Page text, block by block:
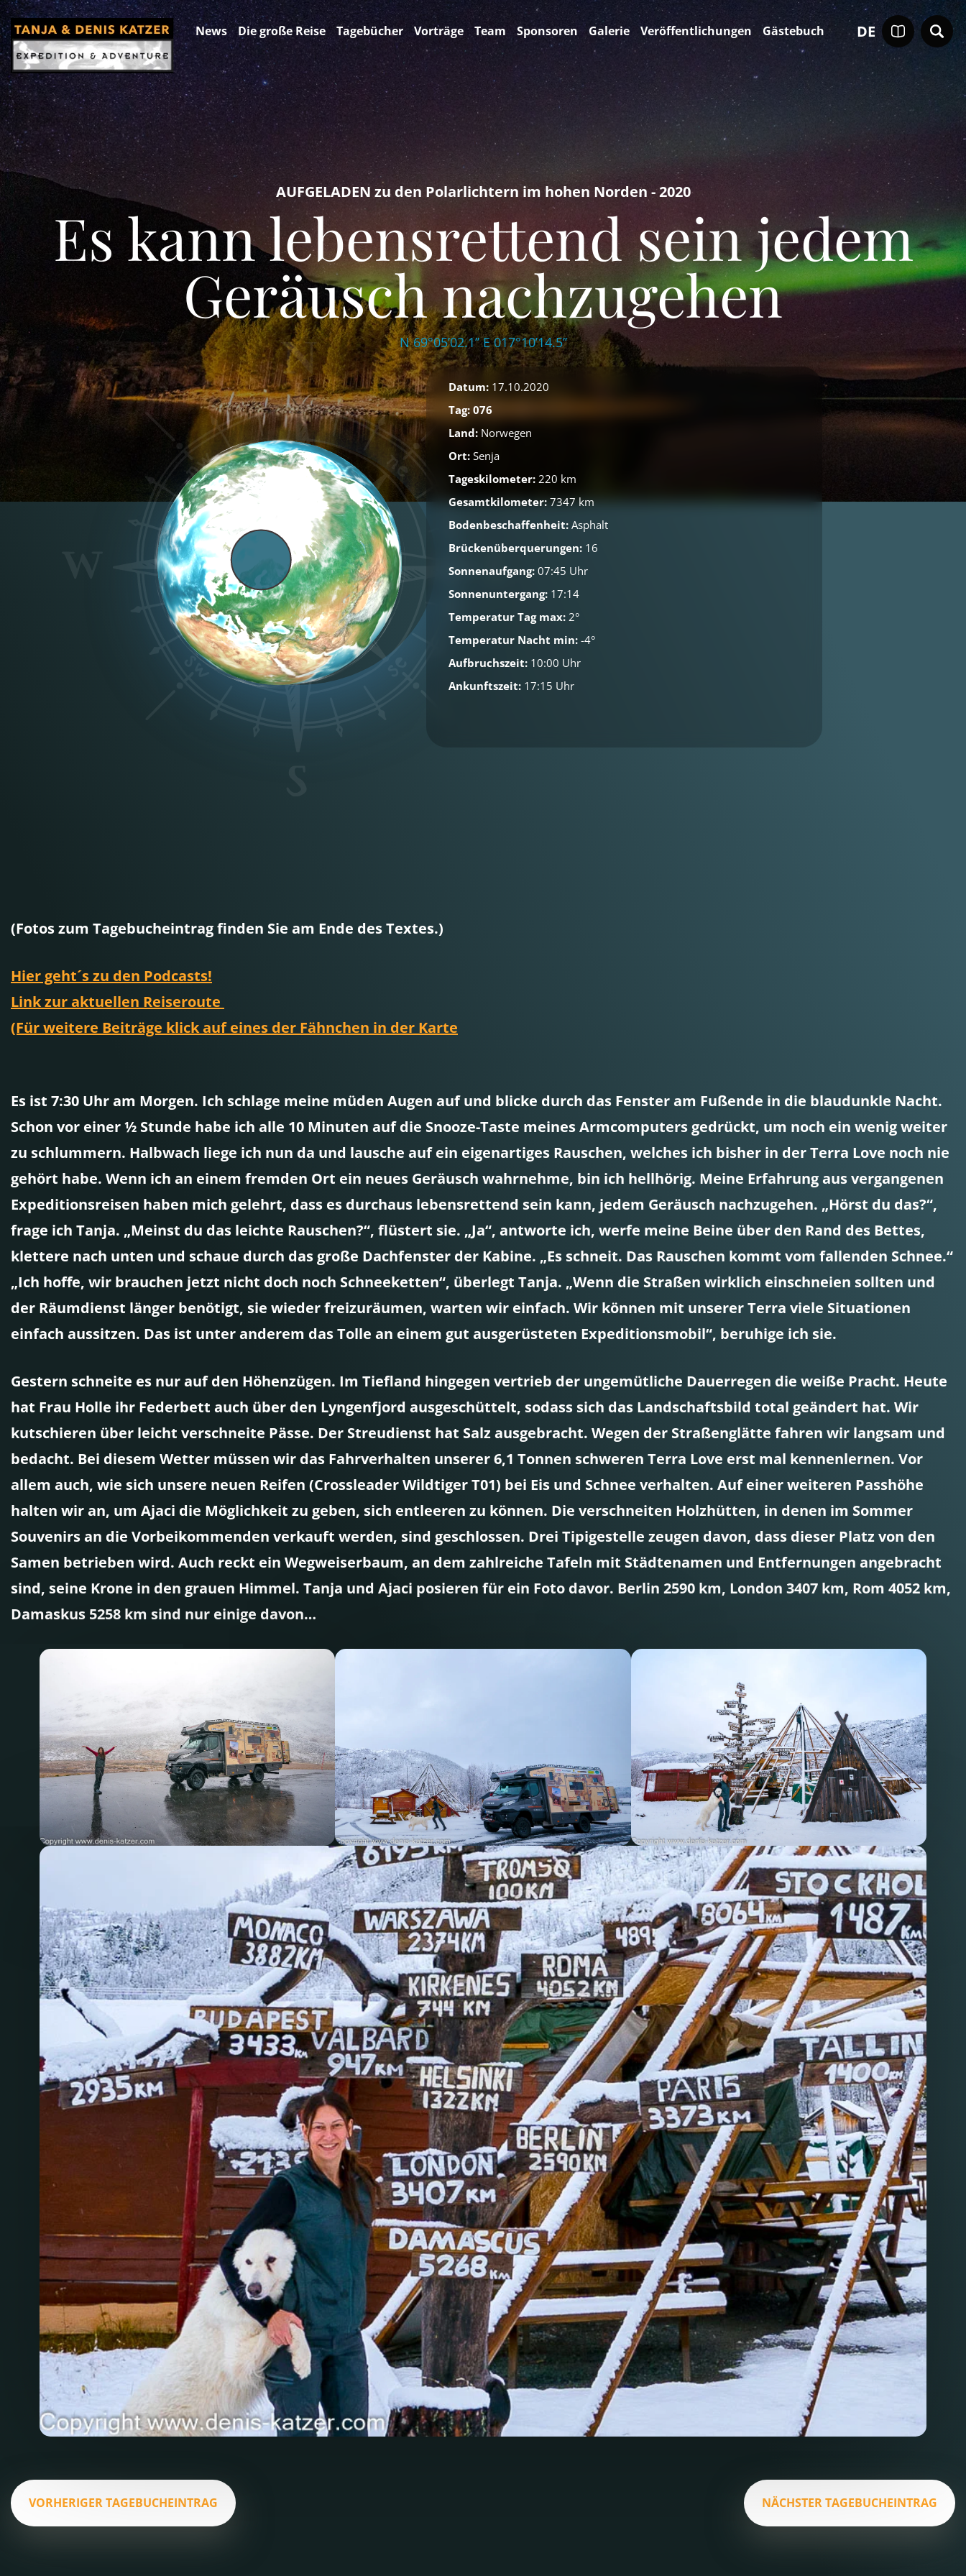
DE
News Die große Reise Tagebücher Vorträge Team Sponsoren Galerie Veröffentlichungen Gästebuch
AUFGELADEN zu den Polarlichtern im hohen Norden - 2020
Es kann lebensrettend sein jedem
Geräusch nachzugehen
N 69°05’02.1’’ E 017°10’14.5’’
Datum: 17.10.2020
Tag: 076
Land: Norwegen
Ort: Senja
Tageskilometer: 220 km
Gesamtkilometer: 7347 km
Bodenbeschaffenheit: Asphalt
Brückenüberquerungen: 16
Sonnenaufgang: 07:45 Uhr
Sonnenuntergang: 17:14
Temperatur Tag max: 2°
Temperatur Nacht min: -4°
Aufbruchszeit: 10:00 Uhr
Ankunftszeit: 17:15 Uhr
(Fotos zum Tagebucheintrag finden Sie am Ende des Textes.)
Hier geht´s zu den Podcasts!
Link zur aktuellen Reiseroute
(Für weitere Beiträge klick auf eines der Fähnchen in der Karte
Es ist 7:30 Uhr am Morgen. Ich schlage meine müden Augen auf und blicke durch das Fenster am Fußende in die blaudunkle Nacht.
Schon vor einer ½ Stunde habe ich alle 10 Minuten auf die Snooze-Taste meines Armcomputers gedrückt, um noch ein wenig weiter
zu schlummern. Halbwach liege ich nun da und lausche auf ein eigenartiges Rauschen, welches ich bisher in der Terra Love noch nie
gehört habe. Wenn ich an einem fremden Ort ein neues Geräusch wahrnehme, bin ich hellhörig. Meine Erfahrung aus vergangenen
Expeditionsreisen haben mich gelehrt, dass es durchaus lebensrettend sein kann, jedem Geräusch nachzugehen. „Hörst du das?“,
frage ich Tanja. „Meinst du das leichte Rauschen?“, flüstert sie. „Ja“, antworte ich, werfe meine Beine über den Rand des Bettes,
klettere nach unten und schaue durch das große Dachfenster der Kabine. „Es schneit. Das Rauschen kommt vom fallenden Schnee.“
„Ich hoffe, wir brauchen jetzt nicht doch noch Schneeketten“, überlegt Tanja. „Wenn die Straßen wirklich einschneien sollten und
der Räumdienst länger benötigt, sie wieder freizuräumen, warten wir einfach. Wir können mit unserer Terra viele Situationen
einfach aussitzen. Das ist unter anderem das Tolle an einem gut ausgerüsteten Expeditionsmobil“, beruhige ich sie.
Gestern schneite es nur auf den Höhenzügen. Im Tiefland hingegen vertrieb der ungemütliche Dauerregen die weiße Pracht. Heute
hat Frau Holle ihr Federbett auch über den Lyngenfjord ausgeschüttelt, sodass sich das Landschaftsbild total geändert hat. Wir
kutschieren über leicht verschneite Pässe. Der Streudienst hat Salz ausgebracht. Wegen der Straßenglätte fahren wir langsam und
bedacht. Bei diesem Wetter müssen wir das Fahrverhalten unserer 6,1 Tonnen schweren Terra Love erst mal kennenlernen. Vor
allem auch, wie sich unsere neuen Reifen (Crossleader Wildtiger T01) bei Eis und Schnee verhalten. Auf einer weiteren Passhöhe
halten wir an, um Ajaci die Möglichkeit zu geben, sich entleeren zu können. Die verschneiten Holzhütten, in denen im Sommer
Souvenirs an die Vorbeikommenden verkauft werden, sind geschlossen. Drei Tipigestelle zeugen davon, dass dieser Platz von den
Samen betrieben wird. Auch reckt ein Wegweiserbaum, an dem zahlreiche Tafeln mit Städtenamen und Entfernungen angebracht
sind, seine Krone in den grauen Himmel. Tanja und Ajaci posieren für ein Foto davor. Berlin 2590 km, London 3407 km, Rom 4052 km,
Damaskus 5258 km sind nur einige davon…
VORHERIGER TAGEBUCHEINTRAG NÄCHSTER TAGEBUCHEINTRAG